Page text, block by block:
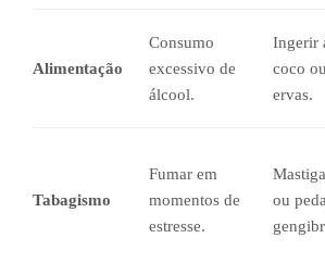
Alimentação
Consumo
excessivo de
álcool.
Ingerir
coco
ervas.
Tabagismo
Fumar em
momentos de
estresse.
ou